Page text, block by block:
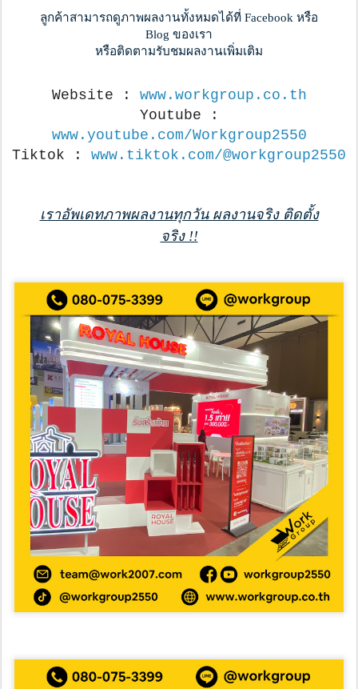
ลูกค้าสามารถดูภาพผลงานทั้งหมดได้ที่ Facebook หรือ
Blog ของเรา
หรือติดตามรับชมผลงานเพิ่มเติม
Website : www.workgroup.co.th
Youtube :
www.youtube.com/Workgroup2550
Tiktok : www.tiktok.com/@workgroup2550
เราอัพเดทภาพผลงานทุกวัน ผลงานจริง ติดตั้ง
จริง !!